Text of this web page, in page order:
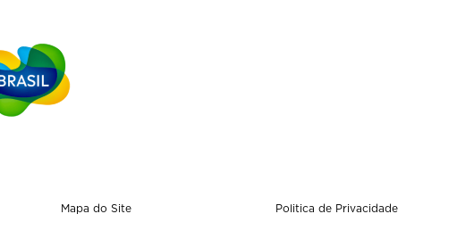
Mapa do Site Politica de Privacidade